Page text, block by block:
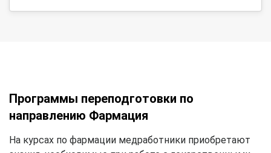
Программы переподготовки по
направлению Фармация
На курсах по фармации медработники приобретают